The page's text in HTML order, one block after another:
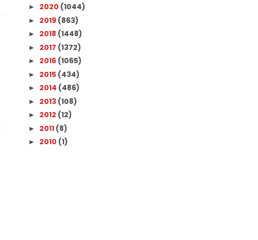
► 2020 (1044)
► 2019 (863)
► 2018 (1448)
► 2017 (1372)
► 2016 (1065)
► 2015 (434)
► 2014 (486)
► 2013 (108)
► 2012 (12)
► 2011 (8)
► 2010 (1)